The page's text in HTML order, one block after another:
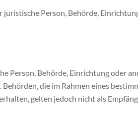
Person, Behörde,
Person, Behörde, Einrichtung oder
die im Rahmen eines
gelten jedoch nicht als